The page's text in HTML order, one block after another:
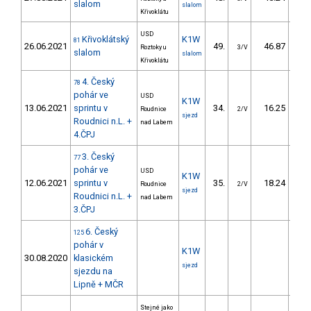
slalom
Křivoklátu
slalom
26.06.2021
81 Křivoklátský
slalom
USD
Roztoky u
Křivoklátu
K1W
slalom
49. 3/V 46.87
13.06.2021
78 4. Český
pohár ve
sprintu v
Roudnici n.L. +
4.ČPJ
USD
Roudnice
nad Labem
K1W
sjezd
34. 2/V 16.25
12.06.2021
77 3. Český
pohár ve
sprintu v
Roudnici n.L. +
3.ČPJ
USD
Roudnice
nad Labem
K1W
sjezd
35. 2/V 18.24
30.08.2020
125 6. Český
pohár v
klasickém
sjezdu na
Lipně + MČR
K1W
sjezd
Stejné jako